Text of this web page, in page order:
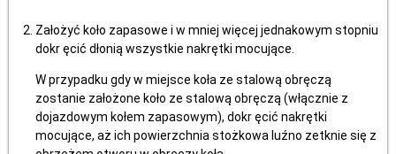
Założyć koło zapasowe i w mniej więcej jednakowym stopniu
dokr ęcić dłonią wszystkie nakrętki mocujące.
W przypadku gdy w miejsce koła ze stalową obręczą
zostanie założone koło ze stalową obręczą (włącznie z
dojazdowym kołem zapasowym), dokr ęcić nakrętki
mocujące, aż ich powierzchnia stożkowa luźno zetknie się z